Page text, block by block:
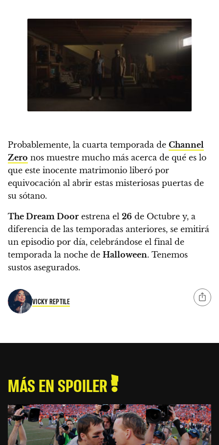
Probablemente, la cuarta temporada de Channel
Zero nos muestre mucho más acerca de qué es lo
que este inocente matrimonio liberó por
equivocación al abrir estas misteriosas puertas de
su sótano.
The Dream Door estrena el 26 de Octubre y, a
diferencia de las temporadas anteriores, se emitirá
un episodio por día, celebrándose el final de
temporada la noche de Halloween. Tenemos
sustos asegurados.
VICKY REPTILE
MÁS EN SPOILER